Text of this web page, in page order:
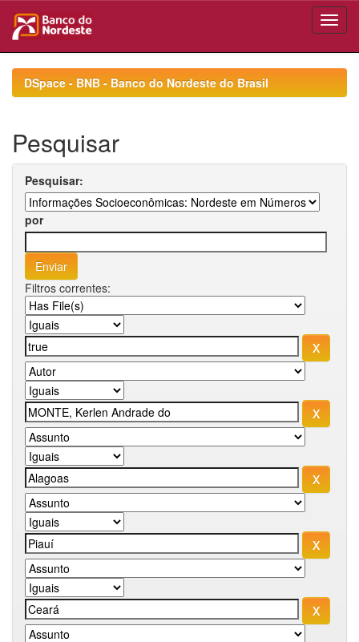
navigationDSpace - BNB - Banco do Nordeste do Brasil
Pesquisar
Pesquisar:
por
Filtros correntes: